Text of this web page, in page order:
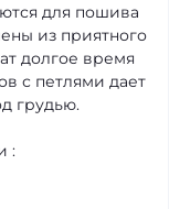
для пошива
из приятного
долгое время
с петлями дает
грудью.
: